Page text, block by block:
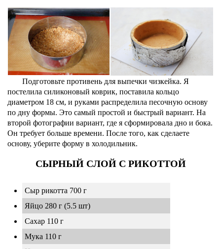
Подготовьте противень для выпечки чизкейка. Я
постелила силиконовый коврик, поставила кольцо
диаметром 18 см, и руками распределила песочную основу
по дну формы. Это самый простой и быстрый вариант. На
второй фотографии вариант, где я сформировала дно и бока.
Он требует больше времени. После того, как сделаете
основу, уберите форму в холодильник.
СЫРНЫЙ СЛОЙ С РИКОТТОЙ
Сыр рикотта 700 г
Яйцо 280 г (5.5 шт)
Сахар 110 г
Мука 110 г